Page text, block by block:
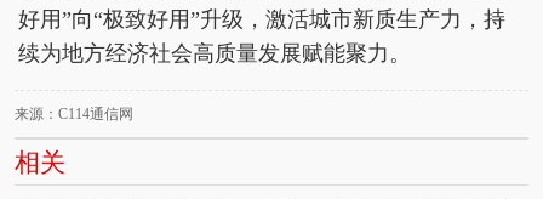
好用”向“极致好用”升级，激活城市新质生产力，持
续为地方经济社会高质量发展赋能聚力。
来源：C114通信网
相关